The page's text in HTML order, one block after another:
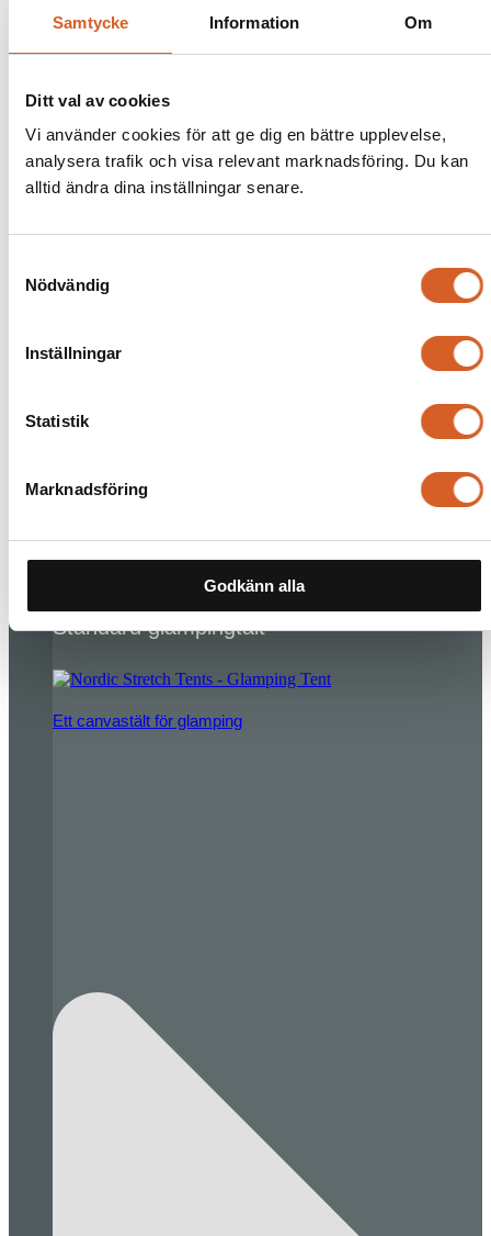
Samtycke Information Om
Ditt val av cookies
Vi använder cookies för att ge dig en bättre upplevelse,
analysera trafik och visa relevant marknadsföring. Du kan
alltid ändra dina inställningar senare.
Nödvändig
Inställningar
Statistik
Marknadsföring
Godkänn alla
Standard glampingtält
Ett canvastält för glamping